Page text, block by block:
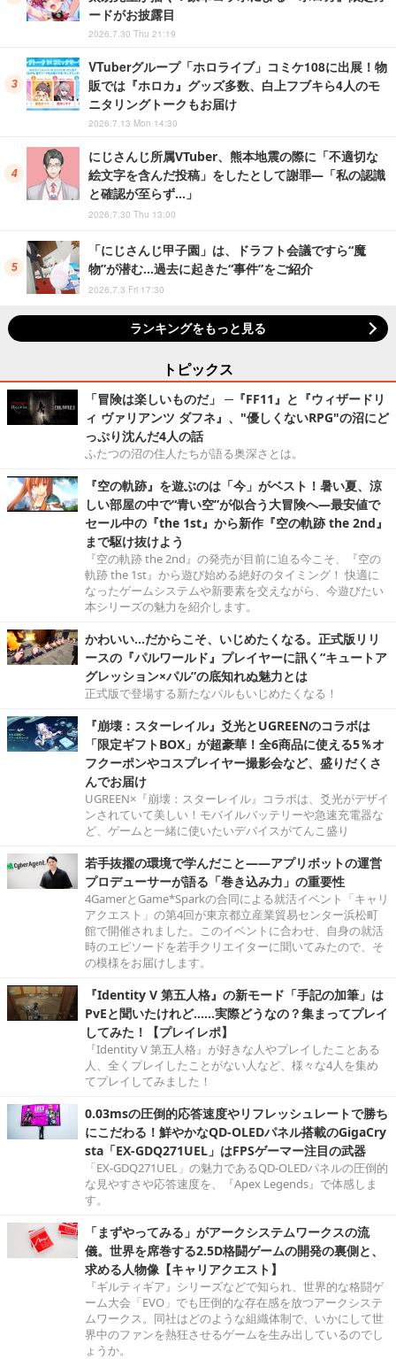
ードがお披露目
2026.7.30 Thu 21:19
VTuberグループ「ホロライブ」コミケ108に出展！物
販では『ホロカ』グッズ多数、白上フブキら4人のモ
ニタリングトークもお届け
2026.7.13 Mon 14:30
にじさんじ所属VTuber、熊本地震の際に「不適切な
絵文字を含んだ投稿」をしたとして謝罪―「私の認識
と確認が至らず…」
2026.7.30 Thu 13:00
「にじさんじ甲子園」は、ドラフト会議ですら“魔
物”が潜む…過去に起きた“事件”をご紹介
2026.7.3 Fri 17:30
ランキングをもっと見る
トピックス
「冒険は楽しいものだ」 ─『FF11』と『ウィザードリ
ィ ヴァリアンツ ダフネ』、"優しくないRPG"の沼にど
っぷり沈んだ4人の話
ふたつの沼の住人たちが語る奥深さとは。
『空の軌跡』を遊ぶのは「今」がベスト！暑い夏、涼
しい部屋の中で“青い空”が似合う大冒険へ―最安値で
セール中の『the 1st』から新作『空の軌跡 the 2nd』
まで駆け抜けよう
『空の軌跡 the 2nd』の発売が目前に迫る今こそ、『空の
軌跡 the 1st』から遊び始める絶好のタイミング！ 快適に
なったゲームシステムや新要素を交えながら、今遊びたい
本シリーズの魅力を紹介します。
かわいい…だからこそ、いじめたくなる。正式版リリ
ースの『パルワールド』プレイヤーに訊く“キュートア
グレッション×パル”の底知れぬ魅力とは
正式版で登場する新たなパルもいじめたくなる！
『崩壊：スターレイル』爻光とUGREENのコラボは
「限定ギフトBOX」が超豪華！全6商品に使える5％オ
フクーポンやコスプレイヤー撮影会など、盛りだくさ
んでお届け
UGREEN×『崩壊：スターレイル』コラボは、爻光がデザイ
ンされていて美しい！モバイルバッテリーや急速充電器な
ど、ゲームと一緒に使いたいデバイスがてんこ盛り
若手抜擢の環境で学んだこと――アプリボットの運営
プロデューサーが語る「巻き込み力」の重要性
4GamerとGame*Sparkの合同による就活イベント「キャリ
アクエスト」の第4回が東京都立産業貿易センター浜松町
館で開催されました。このイベントに合わせ、自身の就活
時のエピソードを若手クリエイターに聞いてみたので、そ
の模様をお届けします。
『Identity V 第五人格』の新モード「手記の加筆」は
PvEと聞いたけれど……実際どうなの？集まってプレイ
してみた！【プレイレポ】
『Identity V 第五人格』が好きな人やプレイしたことある
人、全くプレイしたことがない人など、様々な4人を集め
てプレイしてみました！
0.03msの圧倒的応答速度やリフレッシュレートで勝ち
にこだわる！鮮やかなQD-OLEDパネル搭載のGigaCry
sta「EX-GDQ271UEL」はFPSゲーマー注目の武器
「EX-GDQ271UEL」の魅力であるQD-OLEDパネルの圧倒的
な見やすさや応答速度を、『Apex Legends』で体感しま
す。
「まずやってみる」がアークシステムワークスの流
儀。世界を席巻する2.5D格闘ゲームの開発の裏側と、
求める人物像【キャリアクエスト】
『ギルティギア』シリーズなどで知られ、世界的な格闘ゲ
ーム大会「EVO」でも圧倒的な存在感を放つアークシステ
ムワークス。同社はどのような組織体制で、いかにして世
界中のファンを熱狂させるゲームを生み出しているのでし
ょうか。